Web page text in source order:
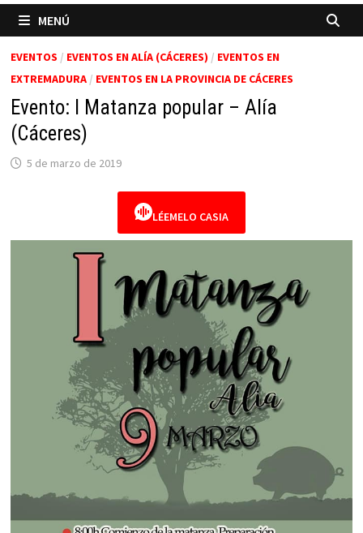
MENÚ
EVENTOS / EVENTOS EN ALÍA (CÁCERES) / EVENTOS EN
EXTREMADURA/ EVENTOS EN LA PROVINCIA DE CÁCERES
Evento: I Matanza popular – Alía
(Cáceres)
5 de marzo de 2019
LÉEMELO CASIA